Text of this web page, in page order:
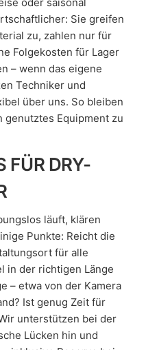
Sie greifen
zu, zahlen nur für
Folgekosten für Lager
– wenn das eigene
Techniker und
über uns. So bleiben
Equipment zu
FÜR DRY-
läuft, klären
Punkte: Reicht die
für alle
in der richtigen Länge
– etwa von der Kamera
Ist genug Zeit für
unterstützen bei der
Lücken hin und